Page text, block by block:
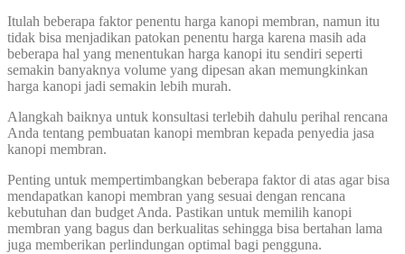
Itulah beberapa faktor penentu harga kanopi membran, namun itu
tidak bisa menjadikan patokan penentu harga karena masih ada
beberapa hal yang menentukan harga kanopi itu sendiri seperti
semakin banyaknya volume yang dipesan akan memungkinkan
harga kanopi jadi semakin lebih murah.
Alangkah baiknya untuk konsultasi terlebih dahulu perihal rencana
Anda tentang pembuatan kanopi membran kepada penyedia jasa
kanopi membran.
Penting untuk mempertimbangkan beberapa faktor di atas agar bisa
mendapatkan kanopi membran yang sesuai dengan rencana
kebutuhan dan budget Anda. Pastikan untuk memilih kanopi
membran yang bagus dan berkualitas sehingga bisa bertahan lama
juga memberikan perlindungan optimal bagi pengguna.